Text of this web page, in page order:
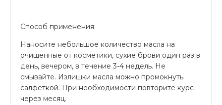
Способ применения:
Наносите небольшое количество масла на
очищенные от косметики, сухие брови один раз в
день, вечером, в течение 3-4 недель. Не
смывайте. Излишки масла можно промокнуть
салфеткой. При необходимости повторите курс
через месяц.